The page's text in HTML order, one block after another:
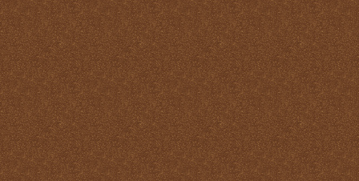
María Santísima y la
Eucaristía
María Santísima y la Santa
Misa
Misas Gregorianas
Misterio de unidad
Necesidad de aprender lo
que es la Santa Misa
No hay cosa que más odie
el demonio que la Santa